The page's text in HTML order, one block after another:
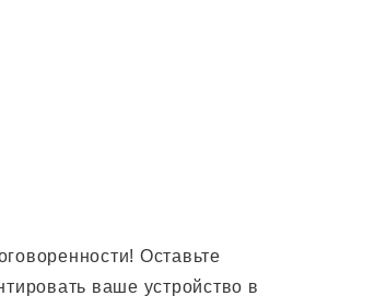
Оставьте
ваше устройство в